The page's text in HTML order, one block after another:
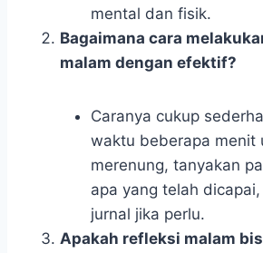
mental dan fisik.
Bagaimana cara
malam dengan efektif?
Caranya cukup
waktu beberapa menit
merenung, tanyakan
apa yang telah
jurnal jika perlu.
Apakah refleksi malam